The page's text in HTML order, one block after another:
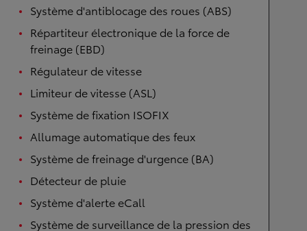
Système d'antiblocage des roues (ABS)
Répartiteur électronique de la force de
freinage (EBD)
Régulateur de vitesse
Limiteur de vitesse (ASL)
Système de fixation ISOFIX
Allumage automatique des feux
Système de freinage d'urgence (BA)
Détecteur de pluie
Système d'alerte eCall
Système de surveillance de la pression des